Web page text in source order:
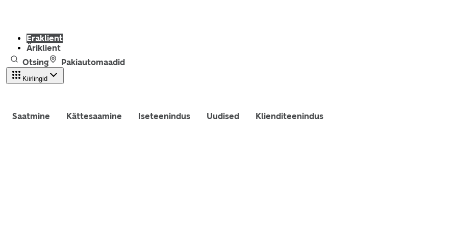
Eraklient
Äriklient
Otsing
Pakiautomaadid
Kiirlingid
Saatmine Kättesaamine Iseteenindus Uudised Klienditeenindus